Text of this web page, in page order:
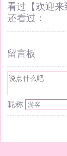
看过【欢迎来
还看过：
留言板
昵称